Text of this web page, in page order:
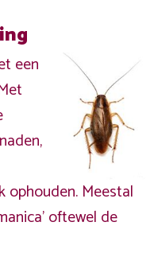
een
ophouden. Meestal
oftewel de